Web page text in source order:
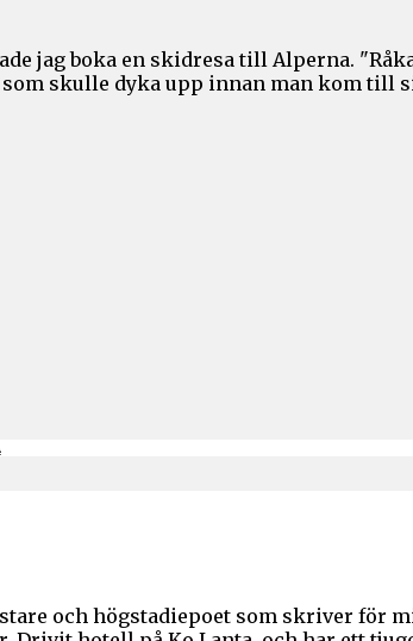
jag boka en skidresa till Alperna.
skulle dyka upp innan man kom till
och högstadiepoet som skriver för